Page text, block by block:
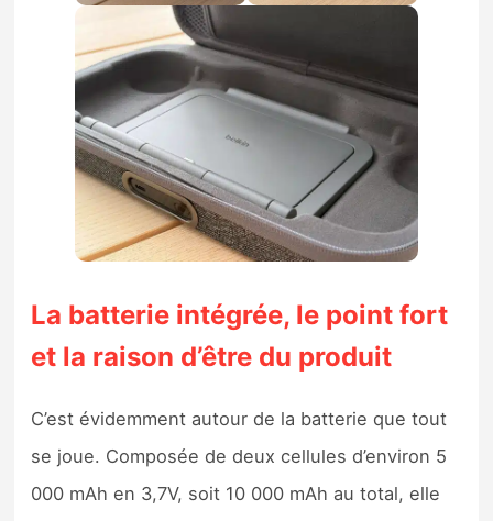
La batterie intégrée, le point fort
et la raison d’être du produit
C’est évidemment autour de la batterie que tout
se joue. Composée de deux cellules d’environ 5
000 mAh en 3,7V, soit 10 000 mAh au total, elle